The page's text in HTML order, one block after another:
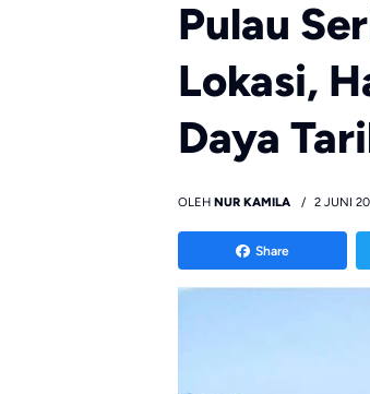
Pulau
Lokasi,
Daya
OLEH NUR KAMILA 2 JUNI
Share